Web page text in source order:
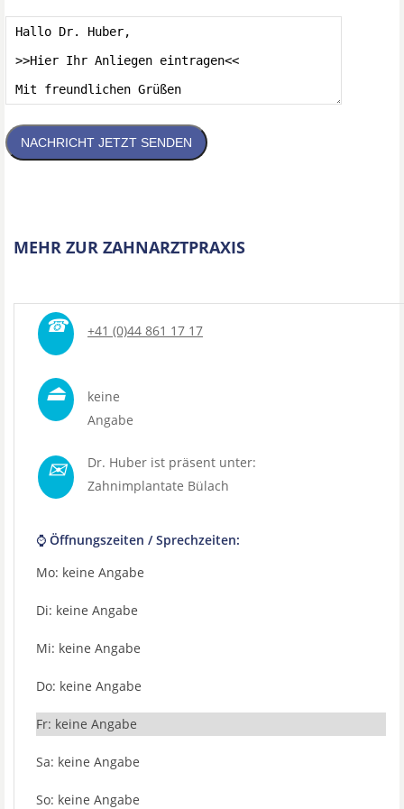
NACHRICHT JETZT SENDEN
MEHR ZUR ZAHNARZTPRAXIS
☎ +41 (0)44 861 17 17
⏏
keine
Angabe
✉
Dr. Huber ist präsent unter:
Zahnimplantate Bülach
⌚ Öffnungszeiten / Sprechzeiten:
Mo: keine Angabe
Di: keine Angabe
Mi: keine Angabe
Do: keine Angabe
Fr: keine Angabe
Sa: keine Angabe
So: keine Angabe